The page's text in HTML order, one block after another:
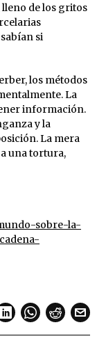
de los gritos
si
los métodos
La
información.
y la
La mera
una tortura,
sobre-la-